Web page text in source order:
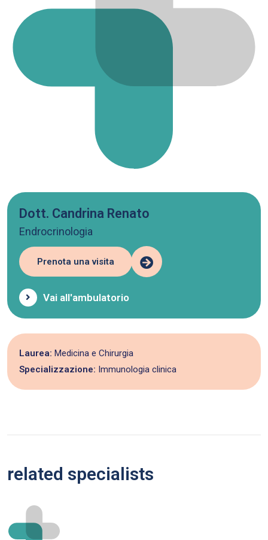
Dott. Candrina Renato
Endrocrinologia
Prenota una visita
Vai all'ambulatorio
Laurea: Medicina e Chirurgia
Specializzazione: Immunologia clinica
related specialists